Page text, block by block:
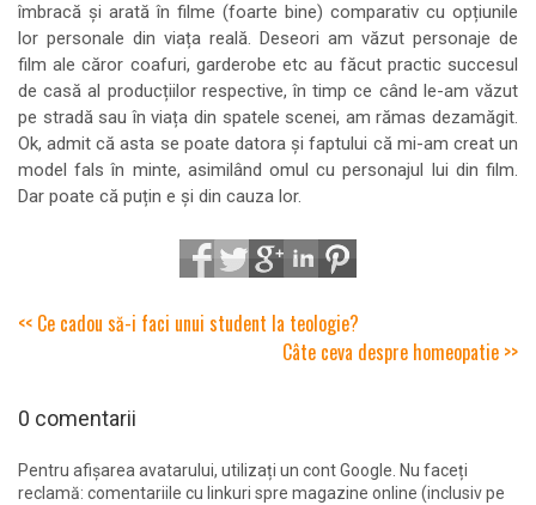
îmbracă și arată în filme (foarte bine) comparativ cu opțiunile
lor personale din viața reală. Deseori am văzut personaje de
film ale căror coafuri, garderobe etc au făcut practic succesul
de casă al producțiilor respective, în timp ce când le-am văzut
pe stradă sau în viața din spatele scenei, am rămas dezamăgit.
Ok, admit că asta se poate datora și faptului că mi-am creat un
model fals în minte, asimilând omul cu personajul lui din film.
Dar poate că puțin e și din cauza lor.
<< Ce cadou să-i faci unui student la teologie?
Câte ceva despre homeopatie >>
0 comentarii
Pentru afișarea avatarului, utilizați un cont Google. Nu faceți
reclamă: comentariile cu linkuri spre magazine online (inclusiv pe